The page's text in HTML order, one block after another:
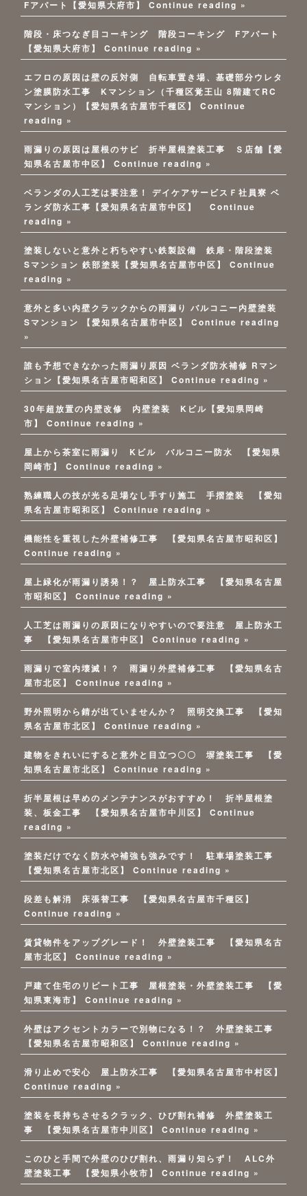
Fアパート【愛知県大府市】 Continue reading »
階段・床つなぎ目コーキング 階段コーキング Fアパート
【愛知県大府市】
Continue reading »
エフロの原因は壁の反対側 自転車置き場、基礎部分ウレタ
ン塗膜防水工事 Kマンション（千種区覚王山 8階建てRC
マンション）【愛知県名古屋市千種区】
Continue
reading »
雨漏りの原因は屋根のサビ 折半屋根塗装工事 Ｓ店舗【愛
知県名古屋市中区】
Continue reading »
ベランダの人工芝は要注意！ デイケアサービスＦ社員寮 ベ
ランダ防水工事【愛知県名古屋市中区】
Continue
reading »
塗装しないと意外と朽ちやすい鉄製設備 鉄扉・階段塗装
Sマンション 鉄部塗装【愛知県名古屋市中区】
Continue
reading »
意外と多い内壁クラックからの雨漏り バルコニー内壁塗装
Sマンション 【愛知県名古屋市中区】
Continue reading
»
誰も予想できなかった雨漏り原因 ベランダ防水補修 Rマン
ション【愛知県名古屋市昭和区】
Continue reading »
30年超放置の内壁改修 内壁塗装 Kビル【愛知県岡崎
市】
Continue reading »
屋上から茶室に雨漏り Kビル バルコニー防水 【愛知県
岡崎市】
Continue reading »
熟練職人の技が光る足場なし手すり施工 手摺塗装 【愛知
県名古屋市昭和区】
Continue reading »
機能性を重視した外壁補修工事 【愛知県名古屋市昭和区】
Continue reading »
屋上緑化が雨漏り誘発！？ 屋上防水工事 【愛知県名古屋
市昭和区】
Continue reading »
人工芝は雨漏りの原因になりやすいので要注意 屋上防水工
事 【愛知県名古屋市中区】
Continue reading »
雨漏りで室内壊滅！？ 雨漏り外壁補修工事 【愛知県名古
屋市北区】
Continue reading »
野外照明から錆が出ていませんか？ 照明交換工事 【愛知
県名古屋市北区】
Continue reading »
建物をきれいにすると意外と目立つ〇〇 塀塗装工事 【愛
知県名古屋市北区】
Continue reading »
折半屋根は早めのメンテナンスがおすすめ！ 折半屋根塗
装、板金工事 【愛知県名古屋市中川区】
Continue
reading »
塗装だけでなく防水や補強も強みです！ 駐車場塗装工事
【愛知県名古屋市北区】
Continue reading »
段差も解消 床張替工事 【愛知県名古屋市千種区】
Continue reading »
賃貸物件をアップグレード！ 外壁塗装工事 【愛知県名古
屋市北区】
Continue reading »
戸建て住宅のリピート工事 屋根塗装・外壁塗装工事 【愛
知県東海市】
Continue reading »
外壁はアクセントカラーで別物になる！？ 外壁塗装工事
【愛知県名古屋市昭和区】
Continue reading »
滑り止めで安心 屋上防水工事 【愛知県名古屋市中村区】
Continue reading »
塗装を長持ちさせるクラック、ひび割れ補修 外壁塗装工
事 【愛知県名古屋市中川区】
Continue reading »
このひと手間で外壁のひび割れ、雨漏り知らず！ ALC外
壁塗装工事 【愛知県小牧市】
Continue reading »